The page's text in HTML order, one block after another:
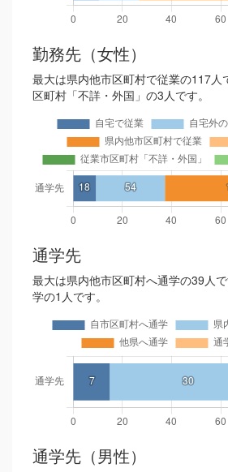
勤務先（女性）
最大は県内他市区町村で従業の117人
区町村「不詳・外国」の3人です。
通学先
最大は県内他市区町村へ通学の39人
学の1人です。
通学先（男性）